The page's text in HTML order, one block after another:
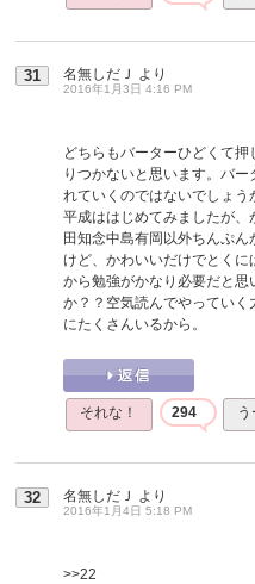
31 名無しだＪ より
2016年1月3日 4:16 PM
どちらもバーターひどくて
りつかないと思います。バ
れていくのではないでしょう
平成ははじめてみましたが
田知念中島有岡以外ちんぷ
けど、かわいいだけでとく
から勉強がかなり必要だと
か？？空気読んでやってい
にたくさんいるから。
それな！ 294
32 名無しだＪ より
2016年1月4日 5:18 PM
>>22